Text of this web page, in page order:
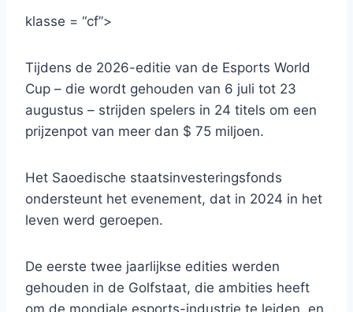
klasse = “cf”>
Tijdens de 2026-editie van de Esports World
Cup – die wordt gehouden van 6 juli tot 23
augustus – strijden spelers in 24 titels om een ​​
prijzenpot van meer dan $ 75 miljoen.
Het Saoedische staatsinvesteringsfonds
ondersteunt het evenement, dat in 2024 in het
leven werd geroepen.
De eerste twee jaarlijkse edities werden
gehouden in de Golfstaat, die ambities heeft